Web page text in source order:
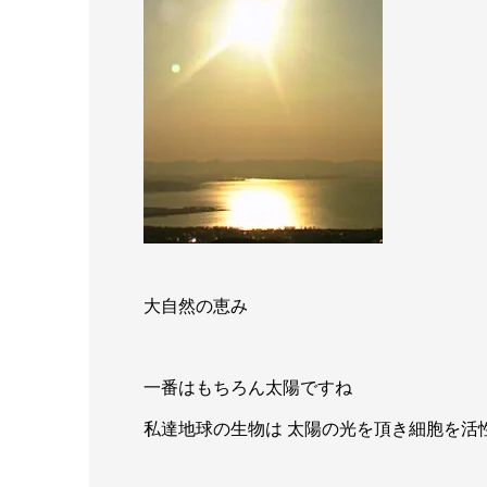
大自然の恵み
一番はもちろん太陽ですね
私達地球の生物は 太陽の光を頂き細胞を活